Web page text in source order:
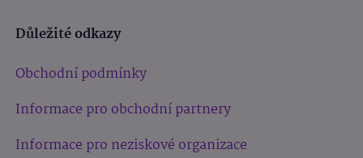
Důležité odkazy
Obchodní podmínky
Informace pro obchodní partnery
Informace pro neziskové organizace